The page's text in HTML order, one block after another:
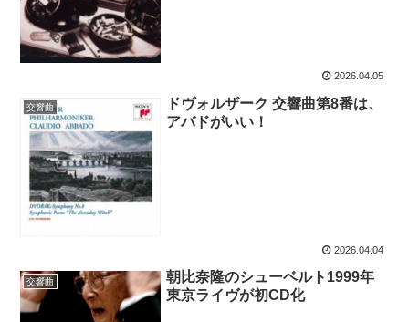
2026.04.05
交響曲
ドヴォルザーク 交響曲第8番は、
アバドがいい！
2026.04.04
交響曲
朝比奈隆のシューベルト1999年
東京ライヴが初CD化